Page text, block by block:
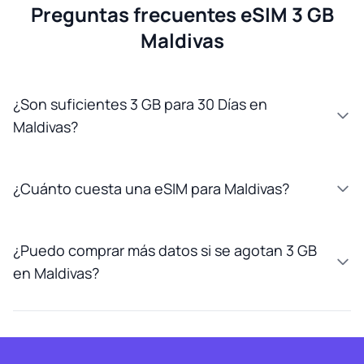
Preguntas frecuentes eSIM 3 GB
Maldivas
¿Son suficientes 3 GB para 30 Días en
Maldivas?
¿Cuánto cuesta una eSIM para Maldivas?
¿Puedo comprar más datos si se agotan 3 GB
en Maldivas?